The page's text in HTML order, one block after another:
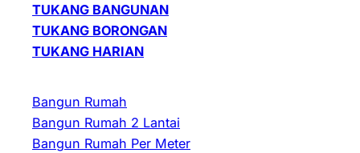
TUKANG BANGUNAN
TUKANG BORONGAN
TUKANG HARIAN
Bangun Rumah
Bangun Rumah 2 Lantai
Bangun Rumah Per Meter